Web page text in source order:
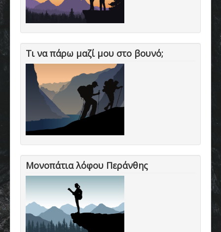
Τι να πάρω μαζί μου στο βουνό;
Μονοπάτια λόφου Περάνθης